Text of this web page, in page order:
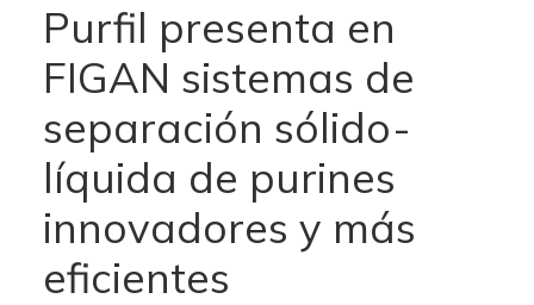
Purfil presenta en
FIGAN sistemas de
separación sólido-
líquida de purines
innovadores y más
eficientes